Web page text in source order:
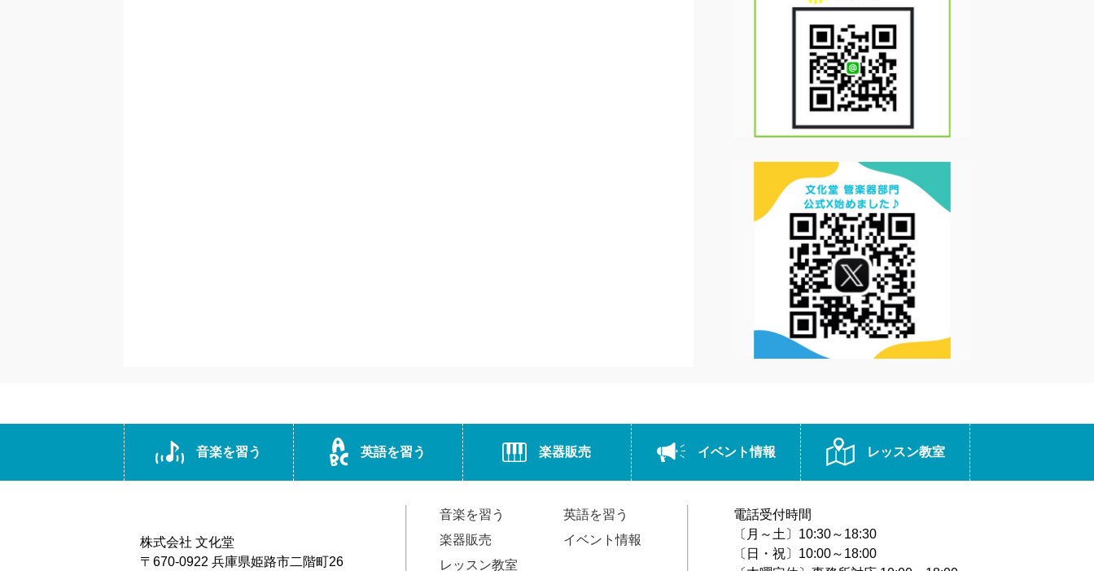
音楽を習う 英語を習う 楽器販売 イベント情報 レッスン教室
株式会社 文化堂
〒670-0922 兵庫県姫路市二階町26
音楽を習う
英語を習う
楽器販売
イベント情報
レッスン教室
電話受付時間
〔月～土〕10:30～18:30
〔日・祝〕10:00～18:00